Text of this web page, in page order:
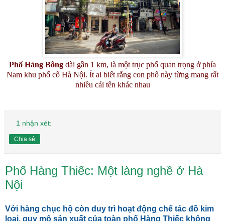
Phố Hàng Bông dài gần 1 km, là một trục phố quan trọng ở phía
Nam khu phố cổ Hà Nội. Ít ai biết rằng con phố này từng mang rất
nhiều cái tên khác nhau
1 nhận xét:
Chia sẻ
Phố Hàng Thiếc: Một làng nghề ở Hà
Nội
Với hàng chục hộ còn duy trì hoạt động chế tác đồ kim
loại, quy mô sản xuất của toàn phố Hàng Thiếc không